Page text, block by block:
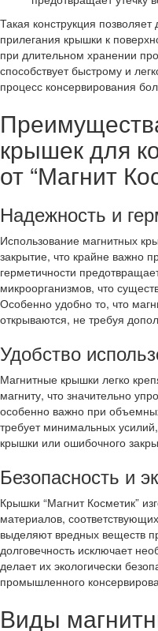
Такая конструкция
прилегания крышки к
при длительном хранении
способствует быстрому и
процесс консервирования
крышек для
от “Магнит
Надежность и
Использование магнитных
закрытие, что крайне важно
герметичности
микроорганизмов, что
Особенно удобно то, что
открываются, не требуя
Удобство
Магнитные крышки легко
магниту, что значительно
особенно важно при
требует минимальных
крышки или ошибочного
Безопасность и
Крышки “Магнит Косметик”
материалов,
выделяют вредных веществ
долговечность исключает
делает их экологически
промышленного
Виды